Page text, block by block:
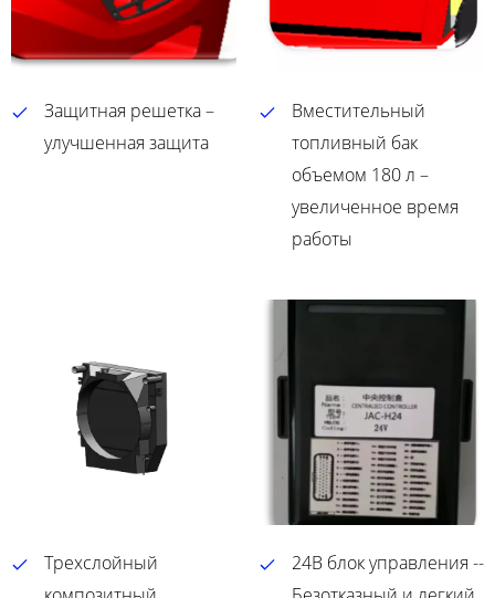
Защитная решетка –
улучшенная защита
Вместительный
топливный бак
объемом 180 л –
увеличенное время
работы
Трехслойный
24В блок управления --